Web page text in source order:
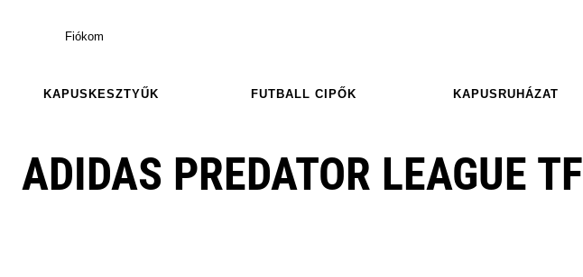
Fiókom
KAPUSKESZTYŰK FUTBALL CIPŐK KAPUSRUHÁZAT
ADIDAS PREDATOR LEAGUE TF